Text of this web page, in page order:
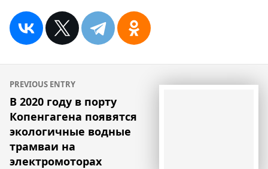
Навигация
по
записям
PREVIOUS ENTRY
В 2020 году в порту
Копенгагена появятся
экологичные водные
трамваи на
электромоторах